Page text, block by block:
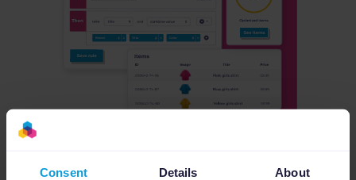
Consent Details About